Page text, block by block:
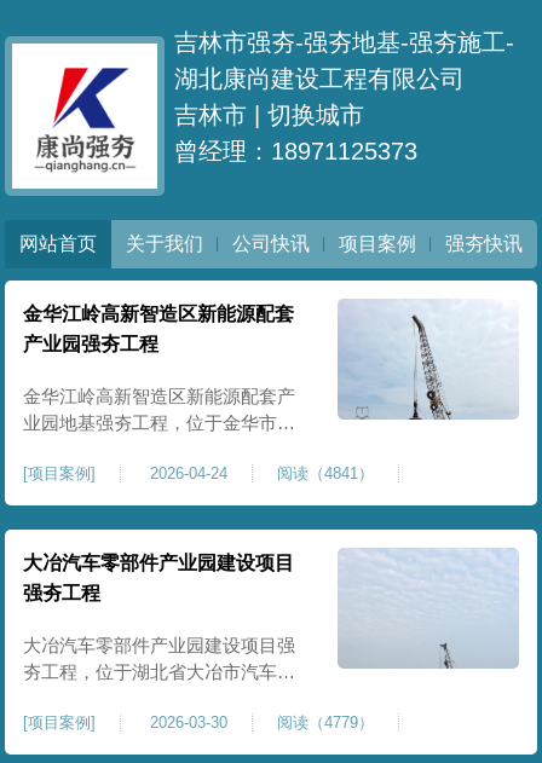
吉林市强夯-强夯地基-强夯施工-
湖北康尚建设工程有限公司
吉林市 |切换城市
曾经理：18971125373
网站首页 关于我们 公司快讯 项目案例 强夯快讯
金华江岭高新智造区新能源配套
产业园强夯工程
金华江岭高新智造区新能源配套产
业园地基强夯工程，位于金华市江
园区重点基建配套项目。本项目地
基强夯处理总面积40000㎡，施工范
围为新能源配套产业园核心建设地
块。项目场地为园区新建建设用
地，原始场地土质松散、土层固结
不均匀、孔隙较大、地基承载力偏
弱。新能源产业园厂房及配套设施
对
[项目案例] 2026-04-24 阅读（4841）
大冶汽车零部件产业园建设项目
强夯工程
大冶汽车零部件产业园建设项目强
夯工程，位于湖北省大冶市汽车零
业厂房、生产车间及配套附属设施
建设的前置基础性地基处理工程。
[项目案例] 2026-03-30 阅读（4779）